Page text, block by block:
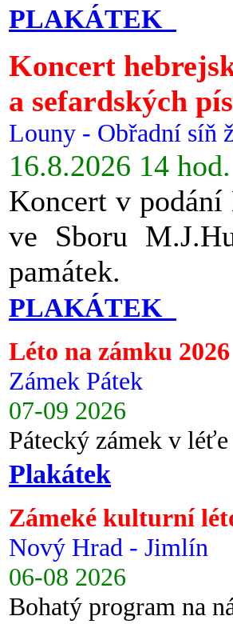
PLAKÁTEK
Koncert
a sefardských
Louny - Obřadní síň
16.8.2026 14 hod.
Koncert v podání
ve Sboru
památek.
PLAKÁTEK
Léto na zámku 2026
Zámek Pátek
07-09 2026
Pátecký zámek v
Plakátek
Zámeké kulturní
Nový Hrad - Jimlín
06-08 2026
Bohatý program na